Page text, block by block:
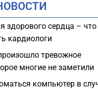
здорового сердца – что
кардиологи
тревожное
многие не заметили
компьютер в